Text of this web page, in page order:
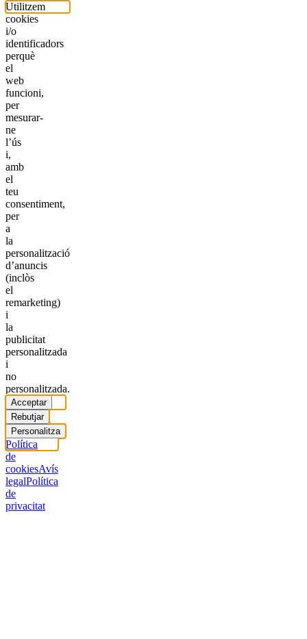
Utilitzem
cookies
i/o
identificadors
perquè
el
web
funcioni,
per
mesurar-
ne
l’ús
i,
amb
el
teu
consentiment,
per
a
la
personalització
d’anuncis
(inclòs
el
remarketing)
i
la
publicitat
personalitzada
i
no
personalitzada.
Acceptar
Rebutjar
Personalitza
Política
de
cookiesAvís
legalPolítica
de
privacitat